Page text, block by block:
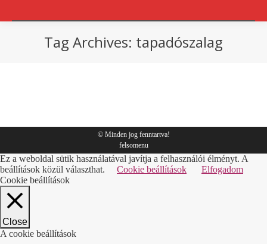
Tag Archives: tapadószalag
© Minden jog fenntartva!
felsomenu
Ez a weboldal sütik használatával javítja a felhasználói élményt. A
beállítások közül választhat.
Cookie beállítások
Elfogadom
Cookie beállítások
Close
A cookie beállítások